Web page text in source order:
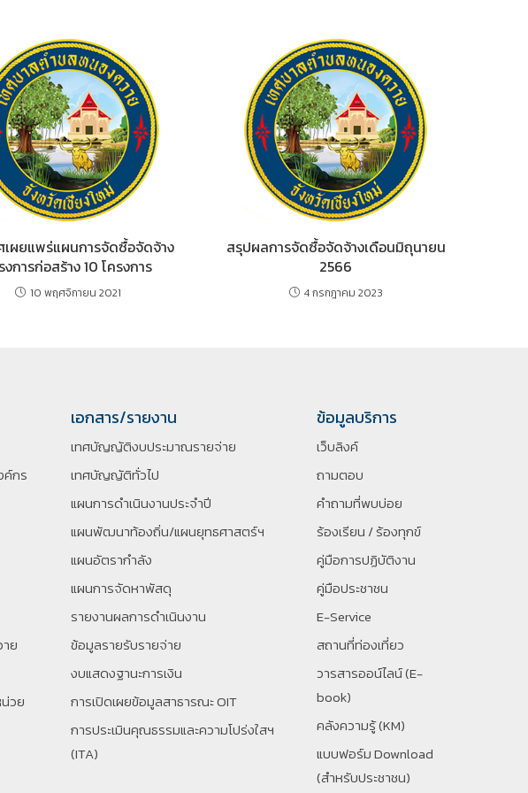
เผยแพร่แผนการจัดซื้อจัดจ้าง
งการก่อสร้าง 10 โครงการ
10 พฤศจิกายน 2021
สรุปผลการจัดซื้อจัดจ้างเดือนมิถุนายน
2566
4 กรกฎาคม 2023
ค์กร
ย
วย
เอกสาร/รายงาน
เทศบัญญัติงบประมาณรายจ่าย
เทศบัญญัติทั่วไป
แผนการดำเนินงานประจำปี
แผนพัฒนาท้องถิ่น/แผนยุทธศาสตร์ฯ
แผนอัตรากำลัง
แผนการจัดหาพัสดุ
รายงานผลการดำเนินงาน
ข้อมูลรายรับรายจ่าย
งบแสดงฐานะการเงิน
การเปิดเผยข้อมูลสาธารณะ OIT
การประเมินคุณธรรมและความโปร่งใสฯ
(ITA)
ข้อมูลบริการ
เว็บลิงค์
ถามตอบ
คำถามที่พบบ่อย
ร้องเรียน / ร้องทุกข์
คู่มือการปฏิบัติงาน
คู่มือประชาชน
E-Service
สถานที่ท่องเที่ยว
วารสารออน์ไลน์ (E-
book)
คลังความรู้ (KM)
แบบฟอร์ม Download
(สำหรับประชาชน)